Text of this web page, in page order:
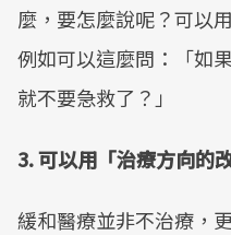
麼，要怎麼說呢？可以
例如可以這麼問：「如
就不要急救了？」
3. 可以用「治療方向的
緩和醫療並非不治療，